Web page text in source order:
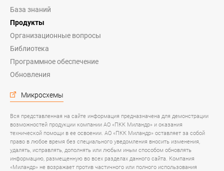
База знаний
Продукты
Организационные вопросы
Библиотека
Программное обеспечение
Обновления
Микросхемы
Вся представленная на сайте информация предназначена для демонстрации
возможностей продукции компании АО «ПКК Миландр» и оказания
технической помощи в ее освоении. АО «ПКК Миландр» оставляет за собой
право в любое время без специального уведомления вносить изменения,
удалять, исправлять, дополнять или любым иным способом обновлять
информацию, размещенную во всех разделах данного сайта. Компания
«Миландр» не возражает против частичного или полного использования